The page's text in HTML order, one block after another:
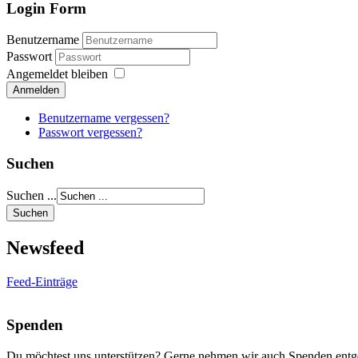
Login Form
Benutzername
Passwort
Angemeldet bleiben
Anmelden
Benutzername vergessen?
Passwort vergessen?
Suchen
Suchen ...
Newsfeed
Feed-Einträge
Spenden